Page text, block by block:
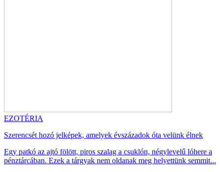
EZOTÉRIA
Szerencsét hozó jelképek, amelyek évszázadok óta velünk élnek
Egy patkó az ajtó fölött, piros szalag a csuklón, négylevelű lóhere a
pénztárcában. Ezek a tárgyak nem oldanak meg helyettünk semmit...